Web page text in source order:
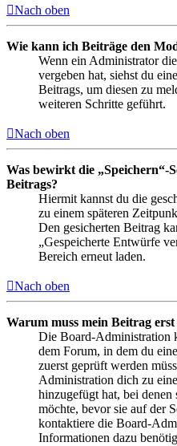
Nach oben
Wie kann ich Beiträge den
Wenn ein Administrator
vergeben hat, siehst du
Beitrags, um diesen zu
weiteren Schritte geführt.
Nach oben
Was bewirkt die „Speichern“-
Beitrags?
Hiermit kannst du die
zu einem späteren
Den gesicherten Beitrag
„Gespeicherte Entwürfe
Bereich erneut laden.
Nach oben
Warum muss mein Beitrag
Die Board-Administration
dem Forum, in dem du
zuerst geprüft werden
Administration dich zu
hinzugefügt hat, bei denen
möchte, bevor sie auf der
kontaktiere die Board-
Informationen dazu